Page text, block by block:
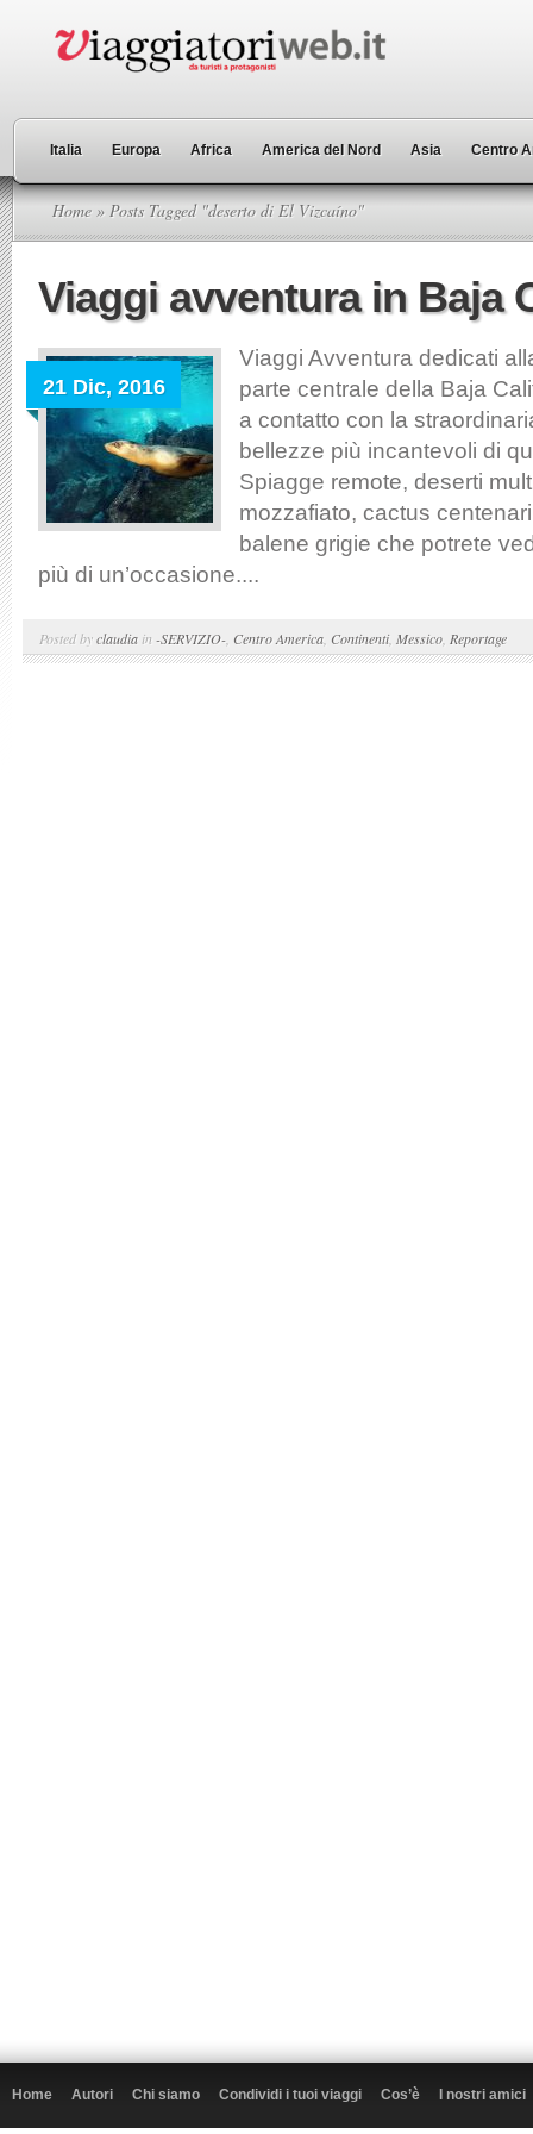
Italia Europa Africa America del Nord Asia Centro
Home » Posts Tagged "deserto di El Vizcaíno"
Viaggi avventura in Baja
21 Dic, 2016
Viaggi Avventura dedicati
parte centrale della Baja
a contatto con la
bellezze più incantevoli di
Spiagge remote, deserti
mozzafiato, cactus
balene grigie che potrete
più di un’occasione....
Posted byclaudia in -SERVIZIO- Centro America Continenti, Messico Reportage
Home Autori Chi siamo Condividi i tuoi viaggi Cos’è I nostri amici